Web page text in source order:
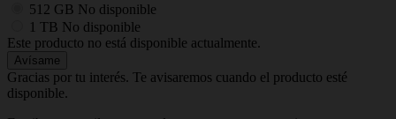
512 GB No disponible
1 TB No disponible
Este producto no está disponible actualmente.
Avísame
Gracias por tu interés. Te avisaremos cuando el producto esté
disponible.